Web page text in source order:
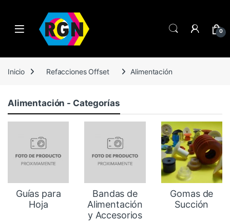
Open 0
Inicio Refacciones Offset Alimentación
Alimentación - Categorías
Guías para
Hoja
Bandas de
Alimentación
y Accesorios
Gomas de
Succión